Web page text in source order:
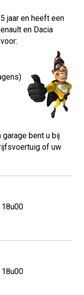
jaar en heeft een
en Dacia
bent u bij
of uw